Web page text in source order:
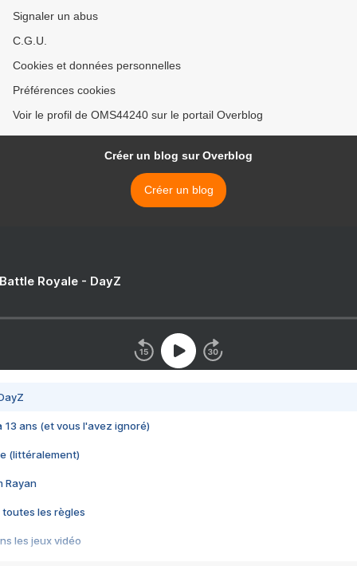
Signaler un abus
C.G.U.
Cookies et données personnelles
Préférences cookies
Voir le profil de OMS44240 sur le portail Overblog
Créer un blog sur Overblog
Créer un blog
Royale - DayZ
13 ans (et vous l'avez ignoré)
(littéralement)
Rayan
toutes les règles
les jeux vidéo